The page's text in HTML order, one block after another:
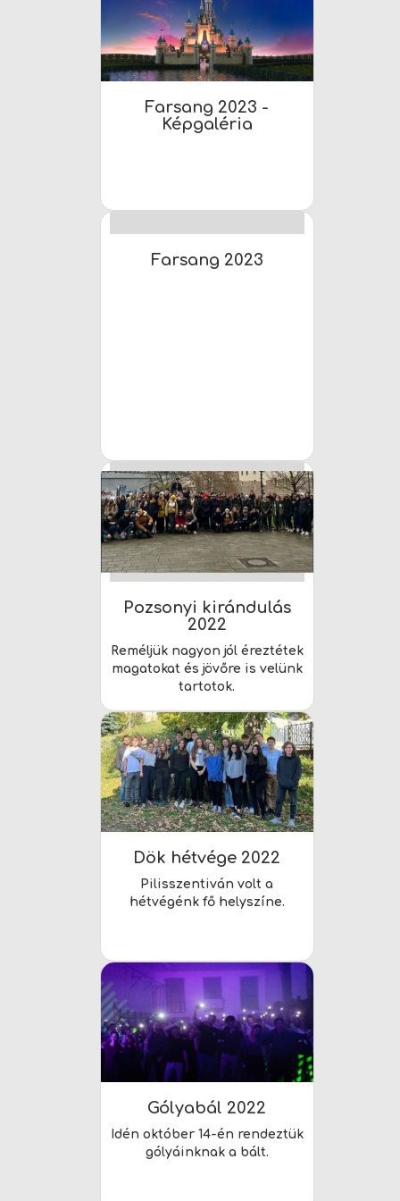
ÖKOISKOLA
Farsang 2023 -
Képgaléria
Farsang 2023
Pozsonyi kirándulás
2022
Reméljük nagyon jól éreztétek
magatokat és jövőre is velünk
tartotok.
Dök hétvége 2022
Pilisszentiván volt a
hétvégénk fő helyszíne.
Gólyabál 2022
Idén október 14-én rendeztük
gólyáinknak a bált.